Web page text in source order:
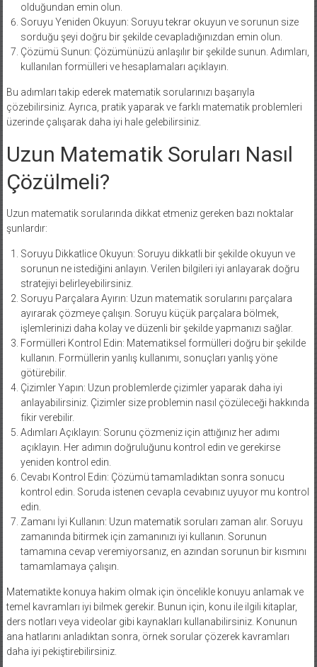
olduğundan emin olun.
Soruyu Yeniden Okuyun: Soruyu tekrar okuyun ve sorunun size
sorduğu şeyi doğru bir şekilde cevapladığınızdan emin olun.
Çözümü Sunun: Çözümünüzü anlaşılır bir şekilde sunun. Adımları,
kullanılan formülleri ve hesaplamaları açıklayın.
Bu adımları takip ederek matematik sorularınızı başarıyla
çözebilirsiniz. Ayrıca, pratik yaparak ve farklı matematik problemleri
üzerinde çalışarak daha iyi hale gelebilirsiniz.
Uzun Matematik Soruları Nasıl
Çözülmeli?
Uzun matematik sorularında dikkat etmeniz gereken bazı noktalar
şunlardır:
Soruyu Dikkatlice Okuyun: Soruyu dikkatli bir şekilde okuyun ve
sorunun ne istediğini anlayın. Verilen bilgileri iyi anlayarak doğru
stratejiyi belirleyebilirsiniz.
Soruyu Parçalara Ayırın: Uzun matematik sorularını parçalara
ayırarak çözmeye çalışın. Soruyu küçük parçalara bölmek,
işlemlerinizi daha kolay ve düzenli bir şekilde yapmanızı sağlar.
Formülleri Kontrol Edin: Matematiksel formülleri doğru bir şekilde
kullanın. Formüllerin yanlış kullanımı, sonuçları yanlış yöne
götürebilir.
Çizimler Yapın: Uzun problemlerde çizimler yaparak daha iyi
anlayabilirsiniz. Çizimler size problemin nasıl çözüleceği hakkında
fikir verebilir.
Adımları Açıklayın: Sorunu çözmeniz için attığınız her adımı
açıklayın. Her adımın doğruluğunu kontrol edin ve gerekirse
yeniden kontrol edin.
Cevabı Kontrol Edin: Çözümü tamamladıktan sonra sonucu
kontrol edin. Soruda istenen cevapla cevabınız uyuyor mu kontrol
edin.
Zamanı İyi Kullanın: Uzun matematik soruları zaman alır. Soruyu
zamanında bitirmek için zamanınızı iyi kullanın. Sorunun
tamamına cevap veremiyorsanız, en azından sorunun bir kısmını
tamamlamaya çalışın.
Matematikte konuya hakim olmak için öncelikle konuyu anlamak ve
temel kavramları iyi bilmek gerekir. Bunun için, konu ile ilgili kitaplar,
ders notları veya videolar gibi kaynakları kullanabilirsiniz. Konunun
ana hatlarını anladıktan sonra, örnek sorular çözerek kavramları
daha iyi pekiştirebilirsiniz.